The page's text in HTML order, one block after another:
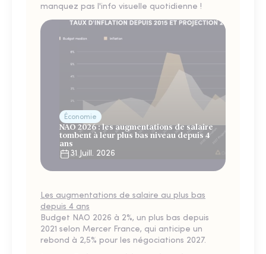
manquez pas l'info visuelle quotidienne !
Économie
NAO 2026 : les augmentations de salaire
tombent à leur plus bas niveau depuis 4
ans
31 Juill. 2026
Les augmentations de salaire au plus bas
depuis 4 ans
Budget NAO 2026 à 2%, un plus bas depuis
2021 selon Mercer France, qui anticipe un
rebond à 2,5% pour les négociations 2027.